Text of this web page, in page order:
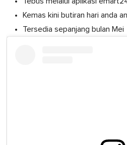
Kemas kini butiran hari anda
Tersedia sepanjang bulan Mei